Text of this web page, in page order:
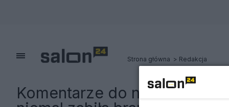
Strona główna Redakcja
Komentarze do notki: